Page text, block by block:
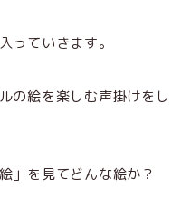
っていきます。
の絵を楽しむ声掛けをし
」を見てどんな絵か？